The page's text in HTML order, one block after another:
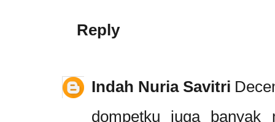
Reply
Indah Nuria Savitri
dompetku juga banyak